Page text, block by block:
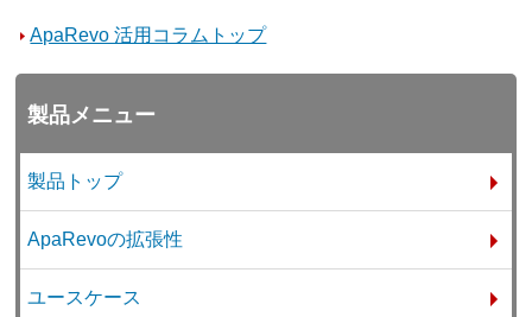
ApaRevo 活用コラムトップ
製品メニュー
製品トップ
ApaRevoの拡張性
ユースケース